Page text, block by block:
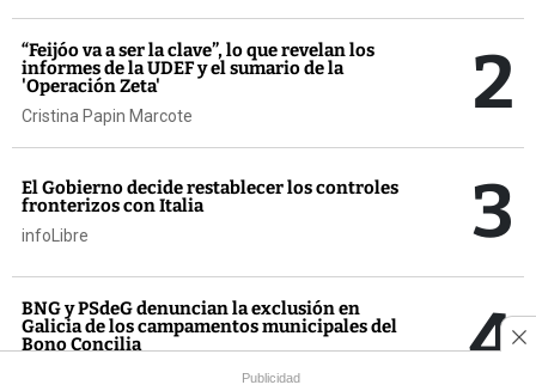
“Feijóo va a ser la clave”, lo que revelan los
informes de la UDEF y el sumario de la
'Operación Zeta'
Cristina Papin Marcote 2
El Gobierno decide restablecer los controles
fronterizos con Italia
infoLibre 3
BNG y PSdeG denuncian la exclusión en
Galicia de los campamentos municipales del
Bono Concilia
4
Publicidad